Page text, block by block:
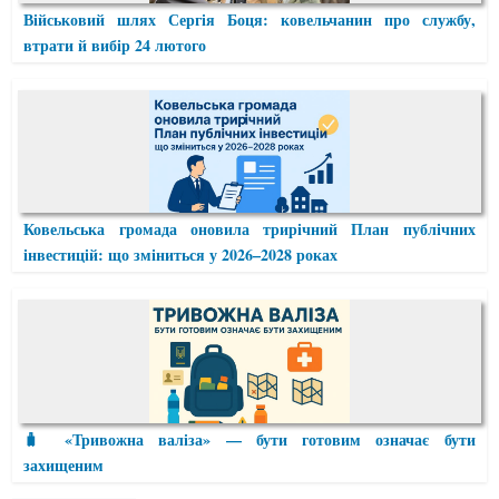
Військовий шлях Сергія Боця: ковельчанин про службу,
втрати й вибір 24 лютого
Ковельська громада оновила трирічний План публічних
інвестицій: що зміниться у 2026–2028 роках
🧳 «Тривожна валіза» — бути готовим означає бути
захищеним